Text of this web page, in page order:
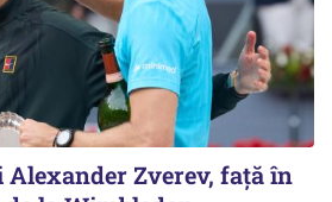
Zverev, față în